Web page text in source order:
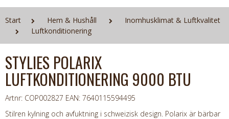
Start Hem & Hushåll
Inomhusklimat & Luftkvalitet
Luftkonditionering
STYLIES POLARIX
LUFTKONDITIONERING 9000 BTU
Artnr: COP002827 EAN: 7640115594495
Stilren kylning och avfuktning i schweizisk design. Polarix är bärbar